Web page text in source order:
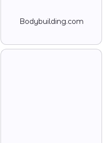
Bodybuilding.com